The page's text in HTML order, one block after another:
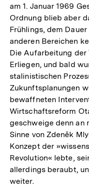
am 1. Januar 1969
Ordnung blieb aber
Frühlings, dem
anderen Bereichen
Die Aufarbeitung der
Erliegen, und bald
stalinistischen
Zukunftsplanungen
bewaffneten
Wirtschaftsreform
geschweige denn an
Sinne von Zdeněk
Konzept der
Revolution« lebte,
allerdings beraubt,
weiter.